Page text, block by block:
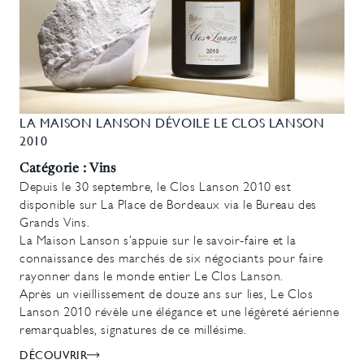
LA MAISON LANSON DÉVOILE LE CLOS LANSON
2010
Catégorie : Vins
Depuis le 30 septembre, le Clos Lanson 2010 est
disponible sur La Place de Bordeaux via le Bureau des
Grands Vins.
La Maison Lanson s’appuie sur le savoir-faire et la
connaissance des marchés de six négociants pour faire
rayonner dans le monde entier Le Clos Lanson.
Après un vieillissement de douze ans sur lies, Le Clos
Lanson 2010 révèle une élégance et une légèreté aérienne
remarquables, signatures de ce millésime.
DÉCOUVRIR